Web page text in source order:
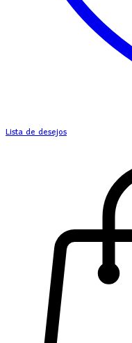
Lista de desejos